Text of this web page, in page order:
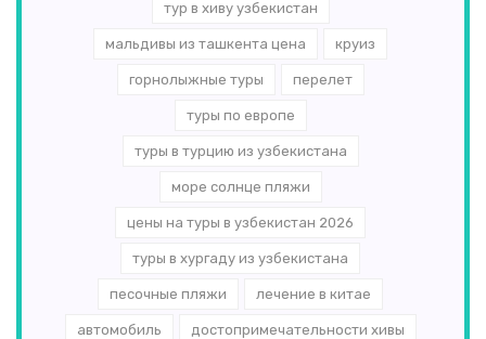
тур в хиву узбекистан
мальдивы из ташкента цена круиз
горнолыжные туры перелет
туры по европе
туры в турцию из узбекистана
море солнце пляжи
цены на туры в узбекистан 2026
туры в хургаду из узбекистана
песочные пляжи лечение в китае
автомобиль достопримечательности хивы